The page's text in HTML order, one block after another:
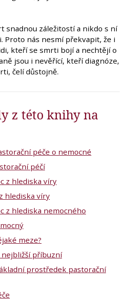
snadnou záležitostí a nikdo s ní
Proto nás nesmí překvapit, že i
kteří se smrti bojí a nechtějí o
jsou i nevěřící, kteří diagnóze,
čelí důstojně.
z této knihy na
péče o nemocné
péčí
z hlediska víry
hlediska víry
z hlediska nemocného
meze?
nejbližší příbuzní
prostředek pastorační